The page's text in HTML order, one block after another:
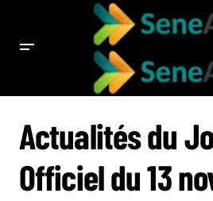
EXTENSION D’UN AVENANT DÉPARTEMENTAL
NOUVEAUTÉS SUR L’ASSURANCE VIEILLESSE
Actualités du
Officiel du 13